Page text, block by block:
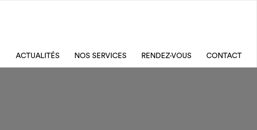
ACTUALITÉS NOS SERVICES RENDEZ-VOUS CONTACT